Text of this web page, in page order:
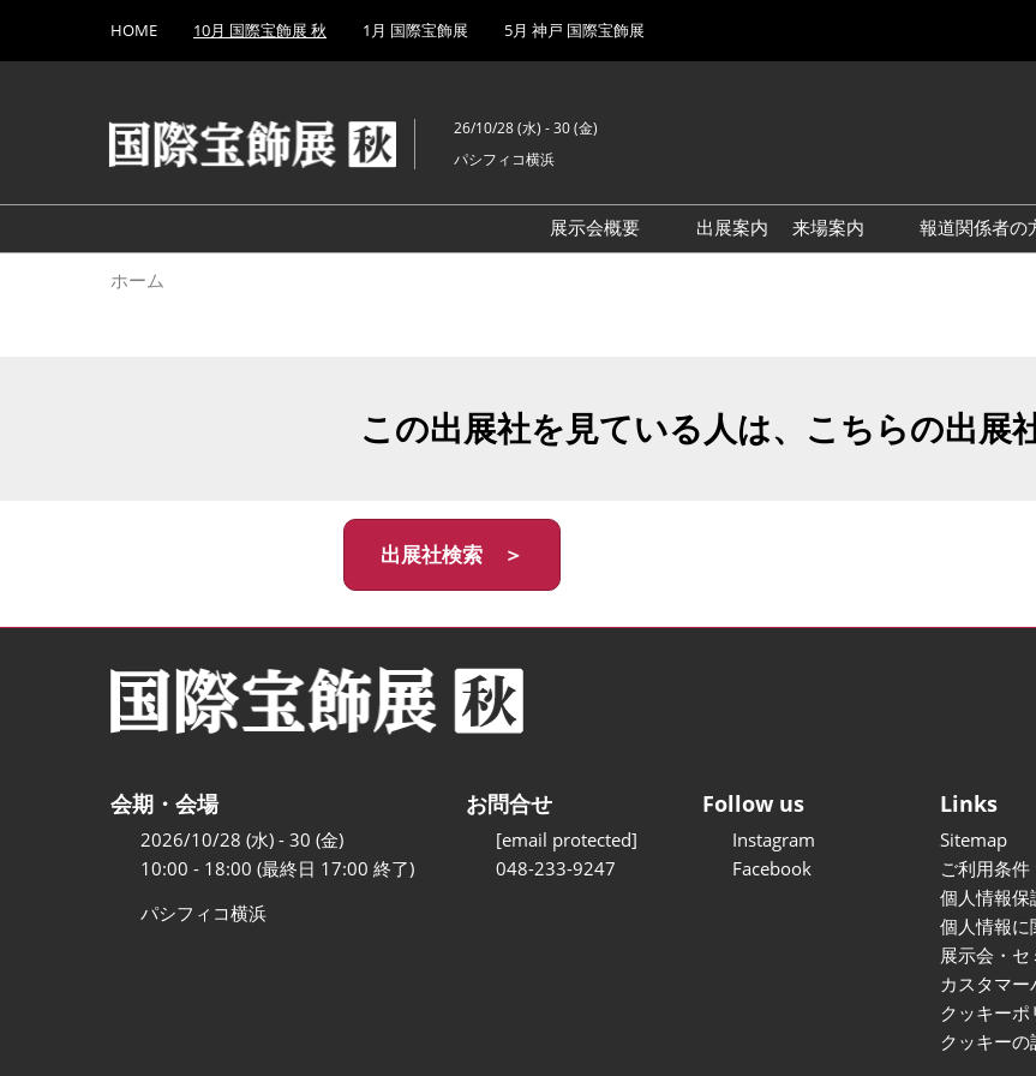
キ
し
て
to
HOME 10月 国際宝飾展 秋 1月 国際宝飾展 5月 神戸 国際宝飾展
26/10/28 (水) - 30 (金)
パシフィコ横浜
展示会概要
出展案内
来場案内
報道関係者の
ホーム
この出展社を見ている人は、こちらの出展
出展社検索 ＞
会期・会場
2026/10/28 (水) - 30 (金)
10:00 - 18:00 (最終日 17:00 終了)
パシフィコ横浜
お問合せ
[email protected]
048-233-9247
Follow us
Instagram
Facebook
Links
Sitemap
ご利用条件
個人情報保
個人情報に
展示会・
カスタマ
クッキーポ
クッキーの